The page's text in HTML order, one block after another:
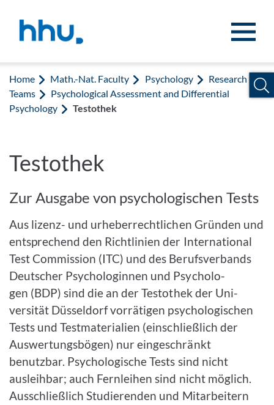
Home Math.-Nat. Faculty Psychology
Research
Teams
Psychological Assessment and Differential
Psychology
Testothek
Testothek
Zur Ausgabe von psychologischen Tests
Aus lizenz- und urheberrechtlichen Gründen und
entsprechend den Richtlinien der International
Test Com­­mission (ITC) und des Berufsverbands
Deutscher Psychologinnen und Psycho­lo­
gen (BDP) sind die an der Testothek der Uni­
versität Düsseldorf vorrätigen psychologischen
Tests und Test­materialien (ein­schließlich der
Auswertungsbögen) nur eingeschränkt
benutzbar. Psychologische Tests sind nicht
ausleihbar; auch Fernleihen sind nicht möglich.
Ausschließlich Studierenden und Mitarbeitern